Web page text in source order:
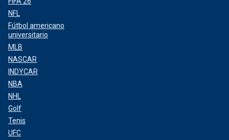
NFL
Fútbol americano
universitario
MLB
NASCAR
INDYCAR
NBA
NHL
Golf
Tenis
UFC